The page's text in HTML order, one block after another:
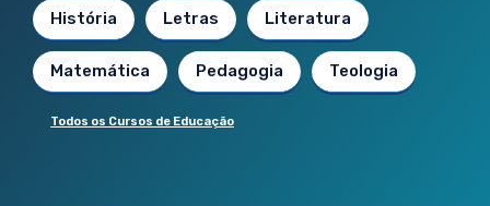
História Letras Literatura
Matemática Pedagogia Teologia
Todos os Cursos de Educação